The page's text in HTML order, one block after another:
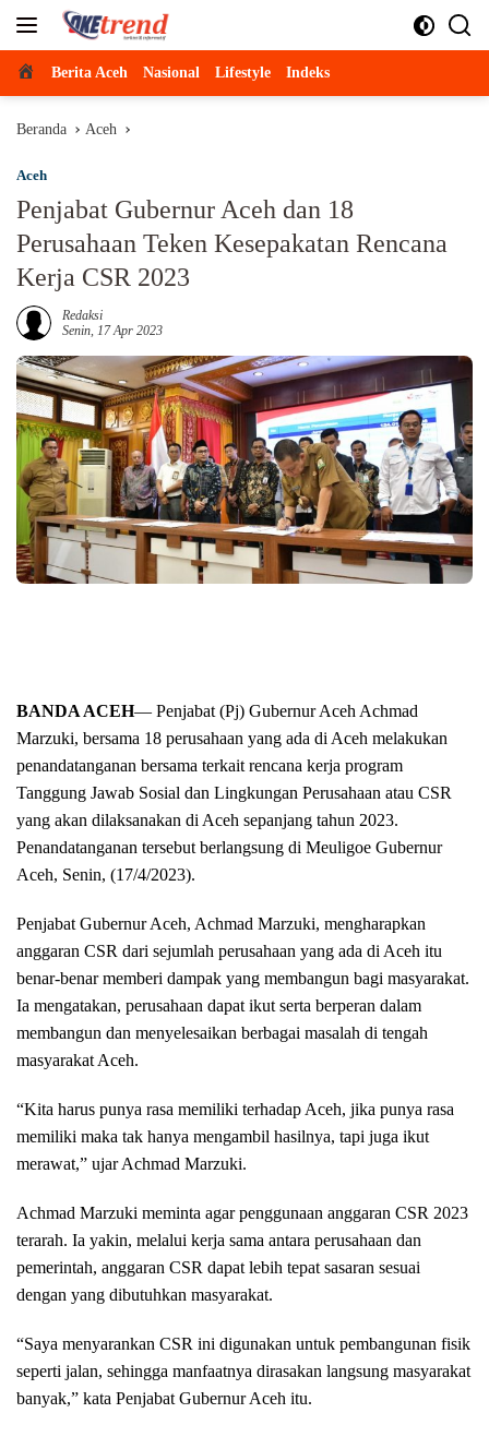
Beranda
Berita Aceh Nasional Lifestyle Indeks
Beranda Aceh
Aceh
Penjabat Gubernur Aceh dan 18
Perusahaan Teken Kesepakatan Rencana
Kerja CSR 2023
Redaksi
Senin, 17 Apr 2023
BANDA ACEH— Penjabat (Pj) Gubernur Aceh Achmad
Marzuki, bersama 18 perusahaan yang ada di Aceh melakukan
penandatanganan bersama terkait rencana kerja program
Tanggung Jawab Sosial dan Lingkungan Perusahaan atau CSR
yang akan dilaksanakan di Aceh sepanjang tahun 2023.
Penandatanganan tersebut berlangsung di Meuligoe Gubernur
Aceh, Senin, (17/4/2023).
Penjabat Gubernur Aceh, Achmad Marzuki, mengharapkan
anggaran CSR dari sejumlah perusahaan yang ada di Aceh itu
benar-benar memberi dampak yang membangun bagi masyarakat.
Ia mengatakan, perusahaan dapat ikut serta berperan dalam
membangun dan menyelesaikan berbagai masalah di tengah
masyarakat Aceh.
“Kita harus punya rasa memiliki terhadap Aceh, jika punya rasa
memiliki maka tak hanya mengambil hasilnya, tapi juga ikut
merawat,” ujar Achmad Marzuki.
Achmad Marzuki meminta agar penggunaan anggaran CSR 2023
terarah. Ia yakin, melalui kerja sama antara perusahaan dan
pemerintah, anggaran CSR dapat lebih tepat sasaran sesuai
dengan yang dibutuhkan masyarakat.
“Saya menyarankan CSR ini digunakan untuk pembangunan fisik
seperti jalan, sehingga manfaatnya dirasakan langsung masyarakat
banyak,” kata Penjabat Gubernur Aceh itu.